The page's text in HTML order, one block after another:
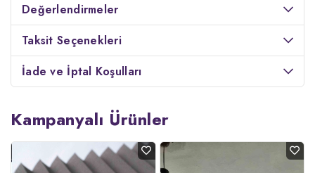
Değerlendirmeler
Taksit Seçenekleri
İade ve İptal Koşulları
Kampanyalı Ürünler